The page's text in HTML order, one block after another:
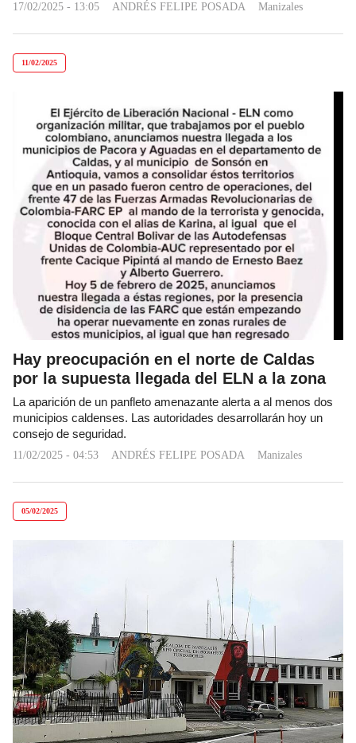
17/02/2025 - 13:05 ANDRÉS FELIPE POSADA Manizales
11/02/2025
Hay preocupación en el norte de Caldas
por la supuesta llegada del ELN a la zona
La aparición de un panfleto amenazante alerta a al menos dos
municipios caldenses. Las autoridades desarrollarán hoy un
consejo de seguridad.
11/02/2025 - 04:53 ANDRÉS FELIPE POSADA Manizales
05/02/2025